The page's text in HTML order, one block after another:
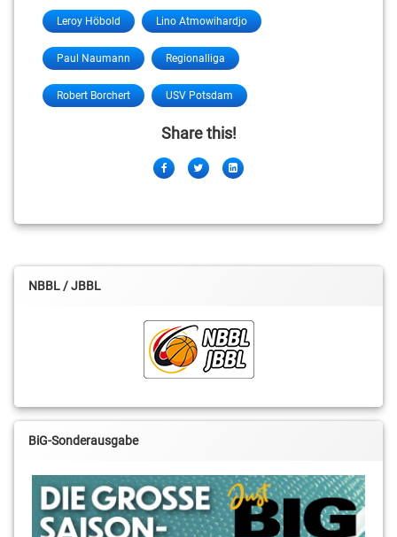
Leroy Höbold Lino Atmowihardjo
Paul Naumann Regionalliga
Robert Borchert USV Potsdam
Share this!
FacebookTwitterLinkedIn
NBBL / JBBL
BiG-Sonderausgabe